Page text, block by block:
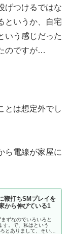
げつけるではな
というか、自宅
いう感じだった
のですが…
とは想定外でし
ら電線が家屋に
鞭打ちSMプレイを
から伸びている1
ずなのでいろいろと
す。で、私はという
とありまして、そいつ